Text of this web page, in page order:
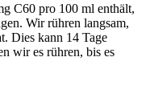
C60 pro 100 ml enthält,
Wir rühren langsam,
Dies kann 14 Tage
wir es rühren, bis es